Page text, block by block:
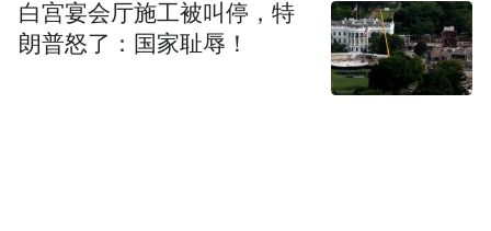
白宫宴会厅施工被叫停，特
朗普怒了：国家耻辱！